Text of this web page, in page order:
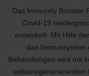
Das Immunity Booster
Covid-19
entwickelt. Mit Hilfe
das Immunsystem
Behandlungen wird mit
selbstregenerierenden